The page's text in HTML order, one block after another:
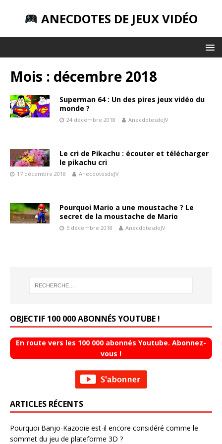
ANECDOTES DE JEUX VIDÉO
Mois : décembre 2018
Superman 64 : Un des pires jeux vidéo du
monde ?
24 décembre 2018 AnecdotesdeJV
Le cri de Pikachu : écouter et télécharger
le pikachu cri
17 décembre 2018 AnecdotesdeJV
Pourquoi Mario a une moustache ? Le
secret de la moustache de Mario
5 décembre 2018 AnecdotesdeJV
OBJECTIF 100 000 ABONNÉS YOUTUBE !
En route vers les 100 000 abonnés Youtube. Abonnez-
vous !
ARTICLES RÉCENTS
Pourquoi Banjo-Kazooie est-il encore considéré comme le
sommet du jeu de plateforme 3D ?